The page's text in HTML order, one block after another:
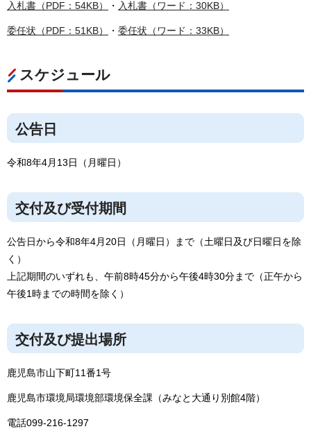
入札書（PDF：54KB） ・ 入札書（ワード：30KB）
委任状（PDF：51KB） ・ 委任状（ワード：33KB）
スケジュール
公告日
令和8年4月13日（月曜日）
交付及び受付期間
公告日から令和8年4月20日（月曜日）まで（土曜日及び日曜日を除
く）
上記期間のいずれも、午前8時45分から午後4時30分まで（正午から
午後1時までの時間を除く）
交付及び提出場所
鹿児島市山下町11番1号
鹿児島市環境局環境部環境保全課（みなと大通り別館4階）
電話099-216-1297